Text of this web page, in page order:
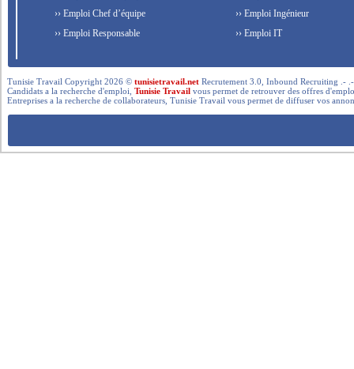
›› Emploi Chef d’équipe
›› Emploi Responsable
›› Emploi Ingénieur
›› Emploi IT
Tunisie Travail Copyright 2026 ©tunisietravail.net Recrutement 3.0, Inbound Recruiting .-
Candidats a la recherche d'emploi,Tunisie Travail vous permet de retrouver des offres
Entreprises a la recherche de collaborateurs, Tunisie Travail vous permet de diffuser vos